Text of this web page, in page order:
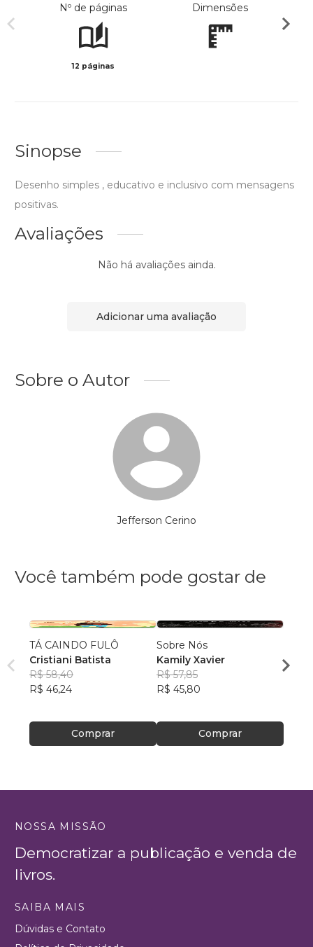
Nº de páginas
12 páginas
Dimensões
Sinopse
Desenho simples , educativo e inclusivo com mensagens
positivas.
Avaliações
Não há avaliações ainda.
Adicionar uma avaliação
Sobre o Autor
Jefferson Cerino
Você também pode gostar de
TÁ CAINDO FULÔ
Cristiani Batista
R$ 58,40
R$ 46,24
Comprar
Sobre Nós
Kamily Xavier
R$ 57,85
R$ 45,80
Comprar
R$
NOSSA MISSÃO
Democratizar a publicação e venda de
livros.
SAIBA MAIS
Dúvidas e Contato